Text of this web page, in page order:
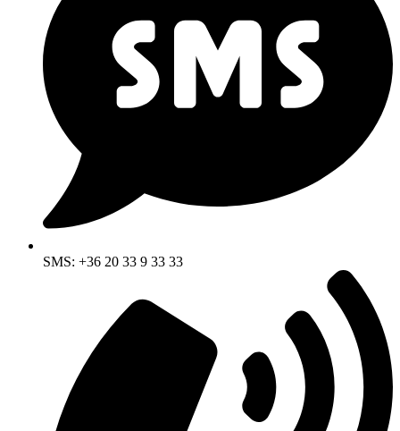
SMS: +36 20 33 9 33 33